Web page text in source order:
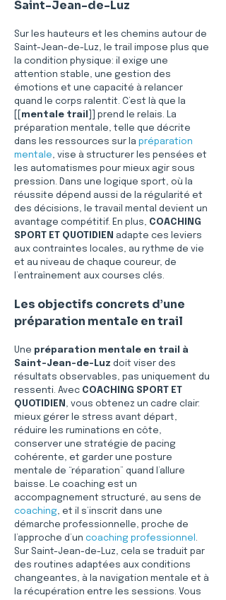
Saint-Jean-de-Luz
Sur les hauteurs et les chemins autour de
Saint-Jean-de-Luz, le trail impose plus que
la condition physique: il exige une
attention stable, une gestion des
émotions et une capacité à relancer
quand le corps ralentit. C’est là que la
mentale trail
]] prend le relais. La
préparation mentale, telle que décrite
dans les ressources sur la préparation
mentale, vise à structurer les pensées et
les automatismes pour mieux agir sous
pression. Dans une logique sport, où la
réussite dépend aussi de la régularité et
des décisions, le travail mental devient un
avantage compétitif. En plus, COACHING
SPORT ET QUOTIDIEN adapte ces leviers
aux contraintes locales, au rythme de vie
et au niveau de chaque coureur, de
l’entraînement aux courses clés.
Les objectifs concrets d’une
préparation mentale en trail
Une préparation mentale en trail à
Saint-Jean-de-Luz doit viser des
résultats observables, pas uniquement du
ressenti. Avec COACHING SPORT ET
QUOTIDIEN , vous obtenez un cadre clair:
mieux gérer le stress avant départ,
réduire les ruminations en côte,
conserver une stratégie de pacing
cohérente, et garder une posture
mentale de “réparation” quand l’allure
baisse. Le coaching est un
accompagnement structuré, au sens de
coaching, et il s’inscrit dans une
démarche professionnelle, proche de
l’approche d’un coaching professionnel .
Sur Saint-Jean-de-Luz, cela se traduit par
des routines adaptées aux conditions
changeantes, à la navigation mentale et à
la récupération entre les sessions. Vous